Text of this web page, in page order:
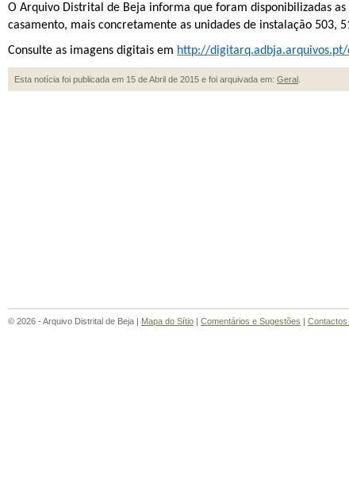
O Arquivo Distrital de Beja informa que foram disponibilizadas
casamento, mais concretamente as unidades de instalação 503,
Consulte as imagens digitais em http://digitarq.adbja.arquivos.pt/
Esta notícia foi publicada em 15 de Abril de 2015 e foi arquivada em: Geral
© 2026 - Arquivo Distrital de Beja | Mapa do Sítio Comentários e Sugestões Contactos